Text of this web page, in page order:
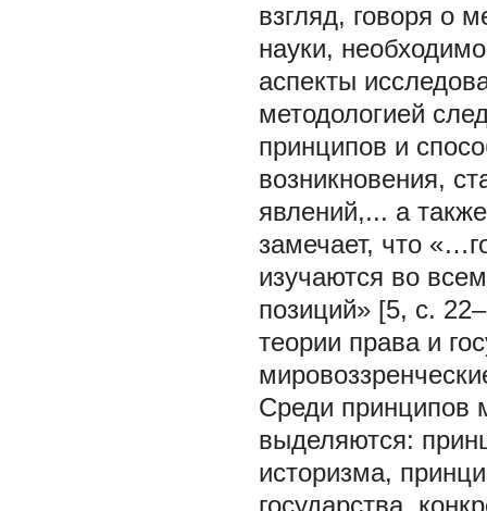
взгляд, говоря о
науки,
аспекты
методологией
принципов и
возникновения,
явлений,... а
замечает, что
изучаются во
позиций» [5, с.
теории права и
Среди принципов
выделяются:
историзма,
государства,